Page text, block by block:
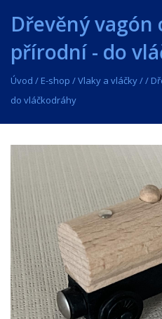
Dřevěný vagón
přírodní - do
Úvod / E-shop /Vlaky a vláčky//
do vláčkodráhy